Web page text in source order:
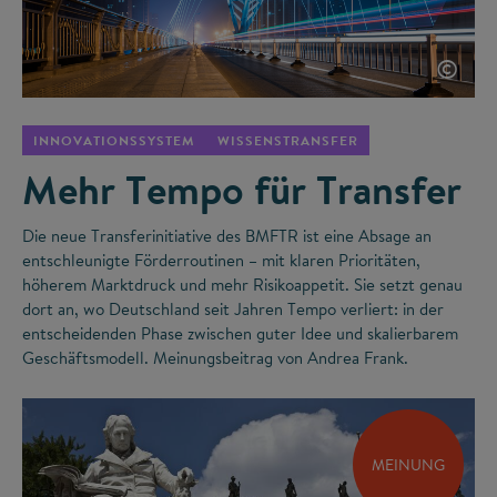
©
INNOVATIONSSYSTEM WISSENSTRANSFER
Mehr Tempo für Transfer
Die neue Transferinitiative des BMFTR ist eine Absage an
entschleunigte Förderroutinen – mit klaren Prioritäten,
höherem Marktdruck und mehr Risikoappetit. Sie setzt genau
dort an, wo Deutschland seit Jahren Tempo verliert: in der
entscheidenden Phase zwischen guter Idee und skalierbarem
Geschäftsmodell. Meinungsbeitrag von Andrea Frank.
MEINUNG